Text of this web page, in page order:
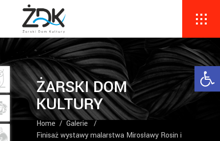
ŻARSKI DOM
KULTURY
Home/Galerie/
Finisaż wystawy malarstwa Mirosławy Rosin i